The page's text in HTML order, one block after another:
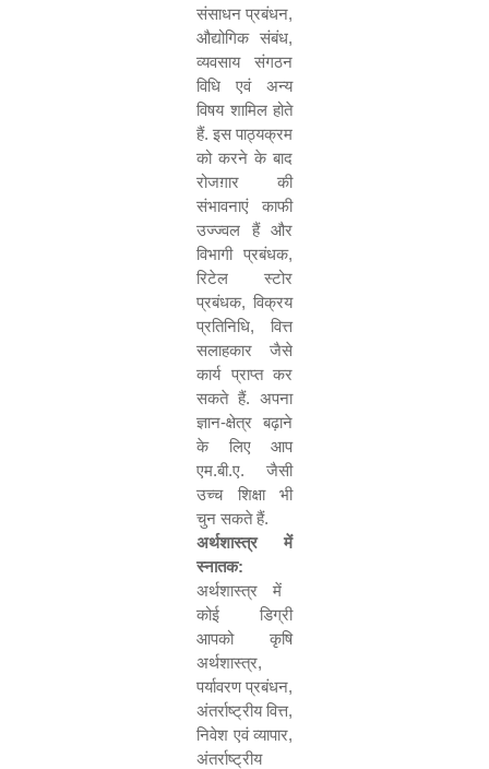
संसाधन प्रबंधन,
औद्योगिक संबंध,
व्यवसाय संगठन
विधि एवं अन्य
विषय शामिल होते
हैं. इस पाठ्यक्रम
को करने के बाद
रोजग़ार की
संभावनाएं काफी
उज्ज्वल हैं और
विभागी प्रबंधक,
रिटेल स्टोर
प्रबंधक, विक्रय
प्रतिनिधि, वित्त
सलाहकार जैसे
कार्य प्राप्त कर
सकते हैं. अपना
ज्ञान-क्षेत्र बढ़ाने
के लिए आप
एम.बी.ए. जैसी
उच्च शिक्षा भी
चुन सकते हैं.
अर्थशास्त्र में
स्नातक:
अर्थशास्त्र में
कोई डिग्री
आपको कृषि
अर्थशास्त्र,
पर्यावरण प्रबंधन,
अंतर्राष्ट्रीय वित्त,
निवेश एवं व्यापार,
अंतर्राष्ट्रीय